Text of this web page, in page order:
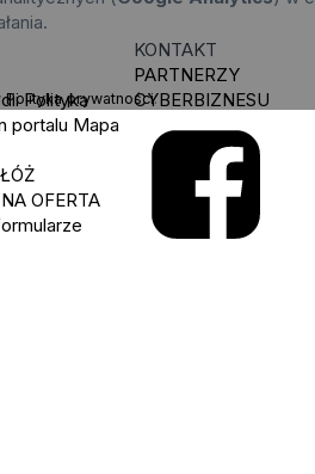
Polityka prywatności.
Polityka
portalu Mapa
OFERTA
KONTAKT
PARTNERZY
CYBERBIZNESU